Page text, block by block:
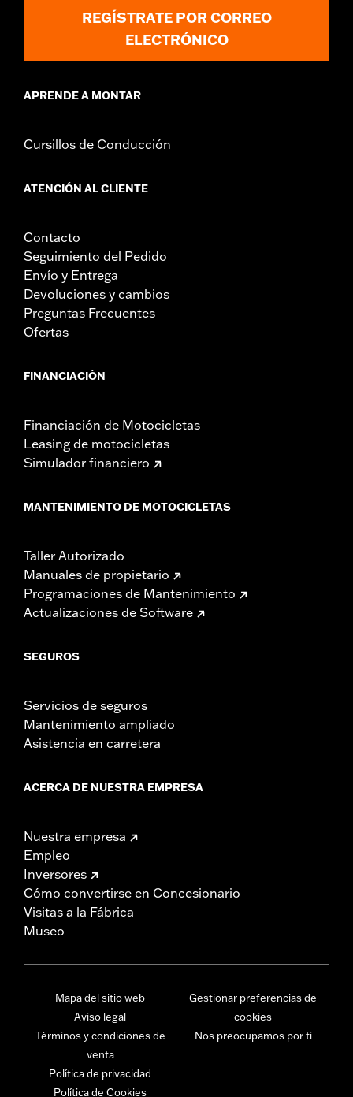
REGÍSTRATE POR CORREO
ELECTRÓNICO
APRENDE A MONTAR
Cursillos de Conducción
ATENCIÓN AL CLIENTE
Contacto
Seguimiento del Pedido
Envío y Entrega
Devoluciones y cambios
Preguntas Frecuentes
Ofertas
FINANCIACIÓN
Financiación de Motocicletas
Leasing de motocicletas
Simulador financiero
MANTENIMIENTO DE MOTOCICLETAS
Taller Autorizado
Manuales de propietario
Programaciones de Mantenimiento
Actualizaciones de Software
SEGUROS
Servicios de seguros
Mantenimiento ampliado
Asistencia en carretera
ACERCA DE NUESTRA EMPRESA
Nuestra empresa
Empleo
Inversores
Cómo convertirse en Concesionario
Visitas a la Fábrica
Museo
Mapa del sitio web
Aviso legal
Términos y condiciones de
venta
Política de privacidad
Política de Cookies
Gestionar preferencias de
cookies
Nos preocupamos por ti